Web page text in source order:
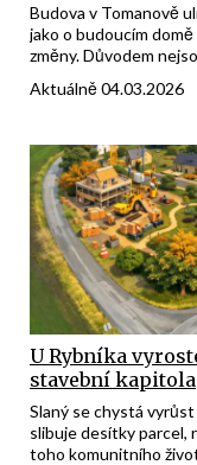
Budova v Tomanově
jako o budoucím
změny. Důvodem
převod dokončen,
Aktuálně 04.03.2026
U Rybníka
stavební kapitola
Slaný se chystá vyrůst
slibuje desítky parcel,
toho komunitního